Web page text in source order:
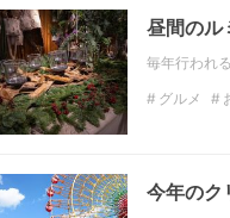
昼間のル
毎年行われ
グルメ
今年のク